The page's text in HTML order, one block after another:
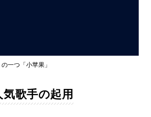
一つ「小苹果」
歌手の起用